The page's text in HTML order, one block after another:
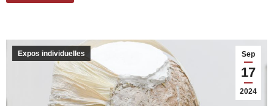
Sep
17
2024
Expos individuelles